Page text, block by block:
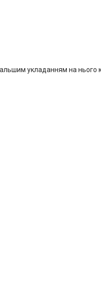
укладанням на нього